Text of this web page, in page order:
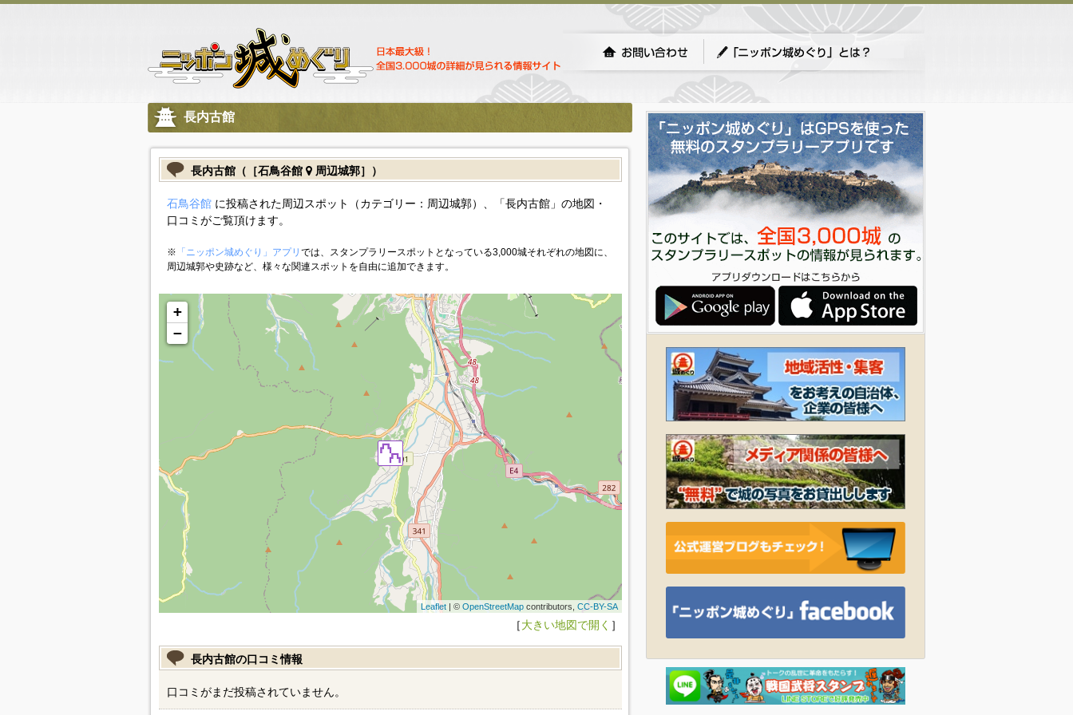
長内古館
長内古館（［石鳥谷館 周辺城郭］）
石鳥谷館に投稿された周辺スポット（カテゴリー：周辺城郭）、「長内古館」の地図・
口コミがご覧頂けます。
※ 「ニッポン城めぐり」アプリ では、スタンプラリースポットとなっている3,000城それぞれの地図に、
周辺城郭や史跡など、様々な関連スポットを自由に追加できます。
+
−
Leaflet| © OpenStreetMapcontributors, CC-BY-SA
［大きい地図で開く ］
長内古館の口コミ情報
口コミがまだ投稿されていません。